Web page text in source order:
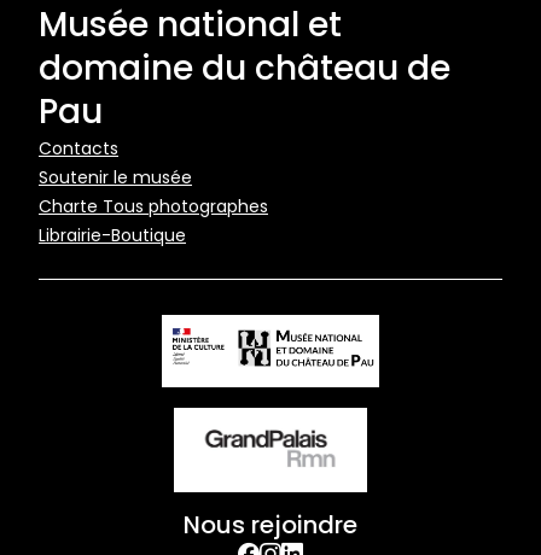
Musée national et
domaine du château de
Pau
Pied
de
page
Contacts
Soutenir le musée
Charte Tous photographes
Librairie-Boutique
Nous rejoindre